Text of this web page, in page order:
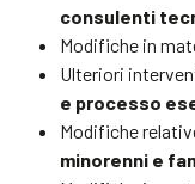
consulenti
Modifiche in
Ulteriori
e processo
Modifiche
minorenni e